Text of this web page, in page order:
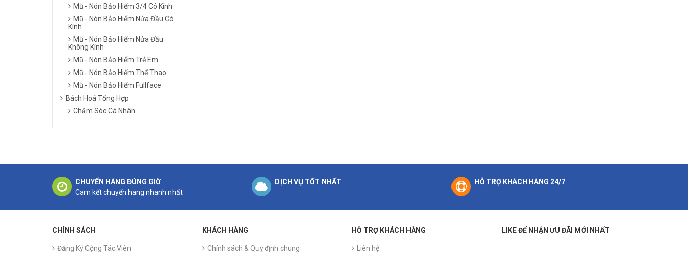
Mũ - Nón Bảo Hiểm 3/4 Có Kính
Mũ - Nón Bảo Hiểm Nửa Đầu Có
Kính
Mũ - Nón Bảo Hiểm Nửa Đầu
Không Kính
Mũ - Nón Bảo Hiểm Trẻ Em
Mũ - Nón Bảo Hiểm Thể Thao
Mũ - Nón Bảo Hiểm Fullface
Bách Hoá Tổng Hợp
Chăm Sóc Cá Nhân
CHUYỂN HÀNG ĐÚNG GIỜ
Cam kết chuyển hang nhanh nhất
DỊCH VỤ TỐT NHẤT HỖ TRỢ KHÁCH HÀNG 24/7
CHÍNH SÁCH
Đăng Ký Cộng Tác Viên
KHÁCH HÀNG
Chính sách & Quy định chung
HỖ TRỢ KHÁCH HÀNG
Liên hệ
LIKE ĐỂ NHẬN ƯU ĐÃI MỚI NHẤT